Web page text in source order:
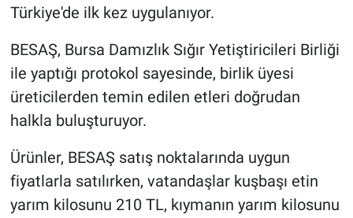
Türkiye'de ilk kez uygulanıyor.
BESAŞ, Bursa Damızlık Sığır Yetiştiricileri Birliği
ile yaptığı protokol sayesinde, birlik üyesi
üreticilerden temin edilen etleri doğrudan
halkla buluşturuyor.
Ürünler, BESAŞ satış noktalarında uygun
fiyatlarla satılırken, vatandaşlar kuşbaşı etin
yarım kilosunu 210 TL, kıymanın yarım kilosunu